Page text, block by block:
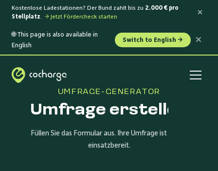
🌐 This page is also available in
English
Switch to English →
Kostenlose Ladestationen? Der Bund zahlt bis zu 2.000 € pro
Stellplatz. → Jetzt Fördercheck starten
UMFRAGE-GENERATOR
Umfrage erstellen
Füllen Sie das Formular aus. Ihre Umfrage ist sofort
einsatzbereit.